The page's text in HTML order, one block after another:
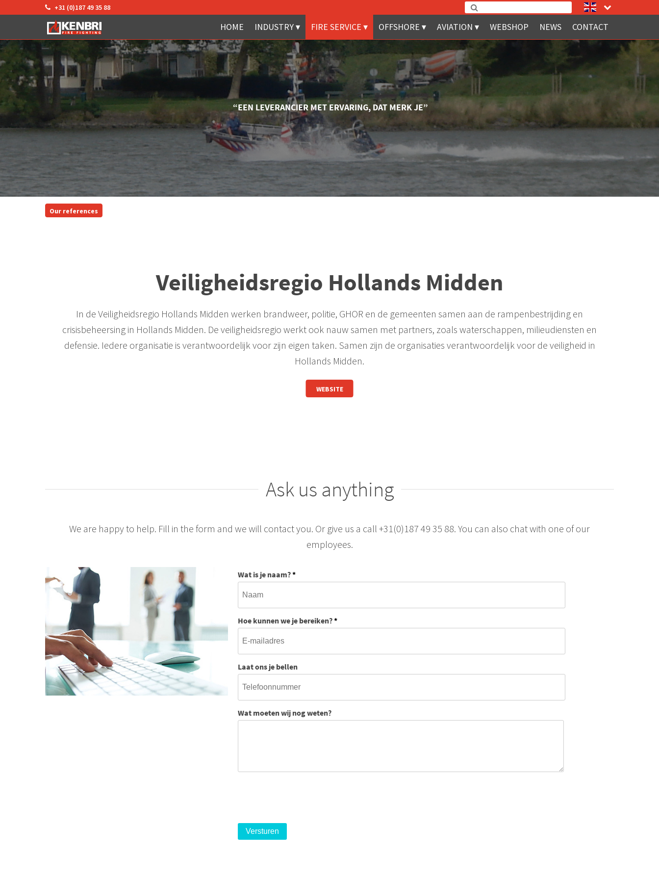
+31 (0)187 49 35 88
HOME INDUSTRY FIRE SERVICE OFFSHORE AVIATION WEBSHOP NEWS CONTACT
“EEN LEVERANCIER MET ERVARING, DAT MERK JE”
Our references
Veiligheidsregio Hollands Midden
In de Veiligheidsregio Hollands Midden werken brandweer, politie, GHOR en de gemeenten samen aan de rampenbestrijding en
crisisbeheersing in Hollands Midden. De veiligheidsregio werkt ook nauw samen met partners, zoals waterschappen, milieudiensten en
defensie. Iedere organisatie is verantwoordelijk voor zijn eigen taken. Samen zijn de organisaties verantwoordelijk voor de veiligheid in
Hollands Midden.
WEBSITE
Ask us anything
We are happy to help. Fill in the form and we will contact you. Or give us a call +31(0)187 49 35 88. You can also chat with one of our
employees.
Wat is je naam?*
Hoe kunnen we je bereiken?*
Laat ons je bellen
Wat moeten wij nog weten?